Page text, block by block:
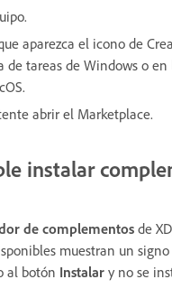
aparezca el icono de
de tareas de Windows o en
abrir el Marketplace.
instalar
de complementos de
muestran un signo
al botón Instalar y no se